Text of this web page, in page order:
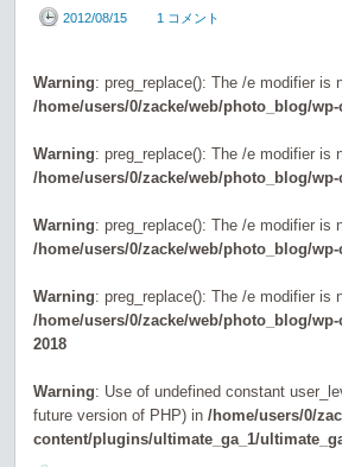
2012/08/15 1 コメント
Warning: preg_replace(): The /e modifier is
/home/users/0/zacke/web/photo_blog/
Warning: preg_replace(): The /e modifier is
/home/users/0/zacke/web/photo_blog/
Warning: preg_replace(): The /e modifier is
/home/users/0/zacke/web/photo_blog/
Warning: preg_replace(): The /e modifier is
/home/users/0/zacke/web/photo_blog/
2018
Warning: Use of undefined constant
future version of PHP) in /home/users/0/
content/plugins/ultimate_ga_1/